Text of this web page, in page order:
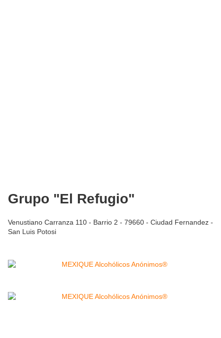
Grupo "El Refugio"
Venustiano Carranza 110 - Barrio 2 - 79660 - Ciudad Fernandez -
San Luis Potosi